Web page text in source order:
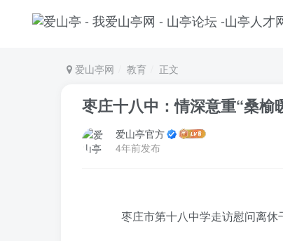
爱山亭网 教育 正文
枣庄十八中：情深意重“桑榆
爱山亭官方
4年前发布
枣庄市第十八中学走访慰问离休